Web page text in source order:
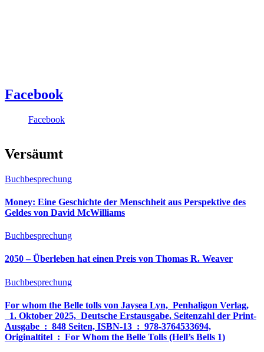
Facebook
Facebook
Versäumt
Buchbesprechung
Money: Eine Geschichte der Menschheit aus Perspektive des
Geldes von David McWilliams
Buchbesprechung
2050 – Überleben hat einen Preis von Thomas R. Weaver
Buchbesprechung
For whom the Belle tolls von Jaysea Lyn, ‎ Penhaligon Verlag,
‎ 1. Oktober 2025, ‎ Deutsche Erstausgabe, Seitenzahl der Print-
Ausgabe ‏ : ‎ 848 Seiten, ISBN-13 ‏ : ‎ 978-3764533694,
Originaltitel ‏ : ‎ For Whom the Belle Tolls (Hell’s Bells 1)